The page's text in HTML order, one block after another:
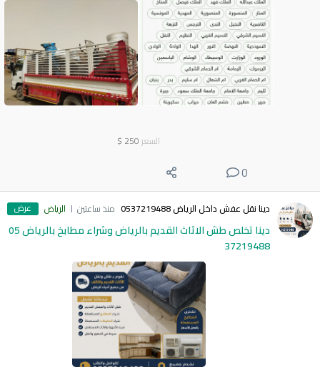
السعر 250
$
0
دينا نقل عفش داخل الرياض 0537219488 منذ ساعتين الرياض عرض
دينا تخلص طش الاثاث القديم بالرياض وشراء مطابخ بالرياض 05
37219488